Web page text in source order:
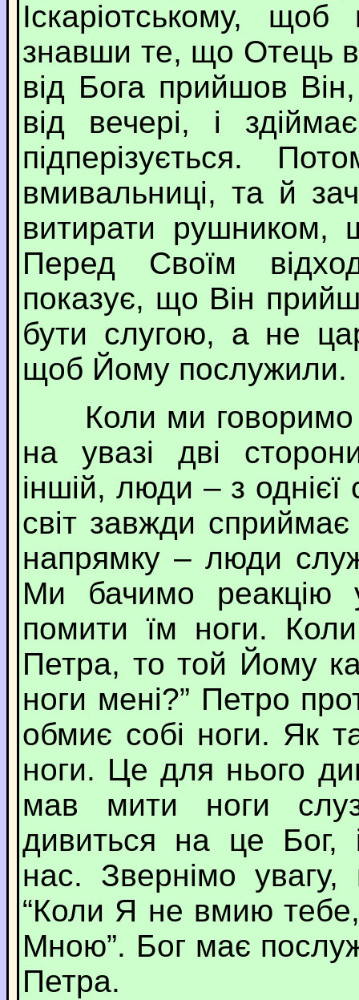
Іскаріотському,
знавши те, що Отець
від Бога прийшов
від вечері, і
підперізується.
вмивальниці, та й
витирати рушником,
Перед Своїм
показує, що Він
бути слугою, а не
щоб Йому послужили.
Коли ми говоримо
на увазі дві
іншій, люди – з
світ завжди
напрямку – люди
Ми бачимо реакцію
помити їм ноги.
Петра, то той Йому
ноги мені?” Петро
обмиє собі ноги. Як
ноги. Це для нього
мав мити ноги
дивиться на це Бог,
нас. Звернімо
“Коли Я не вмию
Мною”. Бог має
Петра.